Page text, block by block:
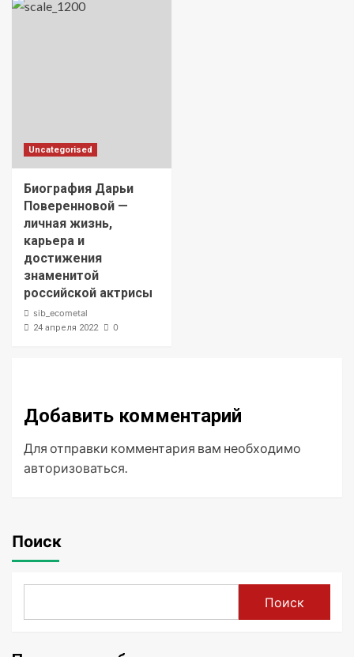
Uncategorised
Биография Дарьи
Поверенновой —
личная жизнь,
карьера и
достижения
знаменитой
российской актрисы
sib_ecometal
24 апреля 2022 0
Добавить комментарий
Для отправки комментария вам необходимо
авторизоваться.
Поиск
Поиск